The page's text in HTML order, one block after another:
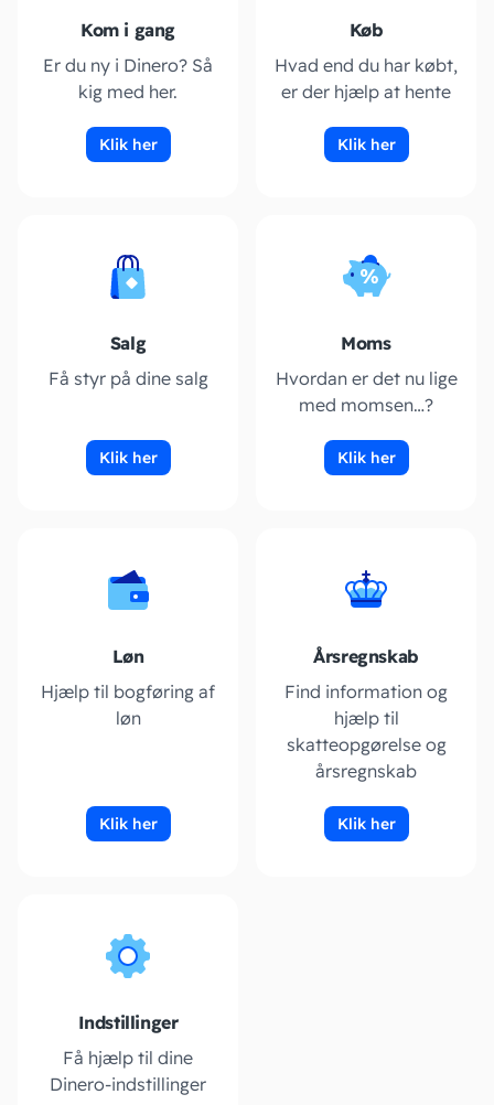
Kom i gang
Er du ny i Dinero? Så
kig med her.
Klik her
Køb
Hvad end du har købt,
er der hjælp at hente
Klik her
Salg
Få styr på dine salg
Klik her
Moms
Hvordan er det nu lige
med momsen…?
Klik her
Løn
Hjælp til bogføring af
løn
Klik her
Årsregnskab
Find information og
hjælp til
skatteopgørelse og
årsregnskab
Klik her
Indstillinger
Få hjælp til dine
Dinero-indstillinger